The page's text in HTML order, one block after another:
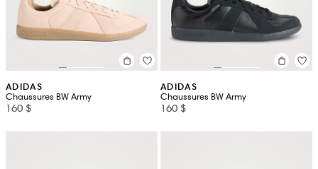
ADIDAS
Chaussures BW Army
160 $
ADIDAS
Chaussures BW Army
160 $